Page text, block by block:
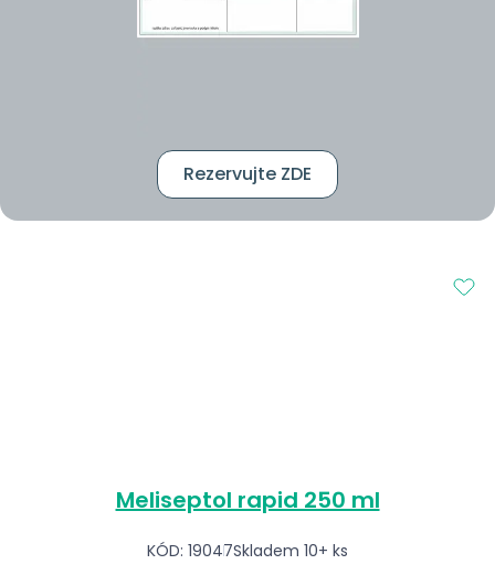
Rezervujte ZDE
Meliseptol rapid 250 ml
KÓD: 19047Skladem 10+ ks